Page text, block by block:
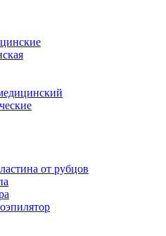
от рубцов